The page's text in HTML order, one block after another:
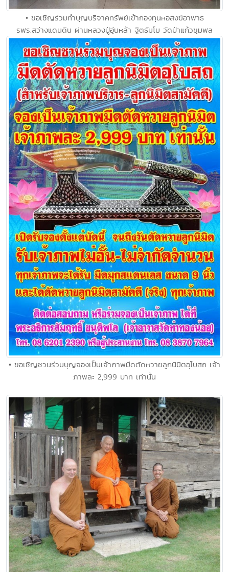
• ขอเชิญร่วมทำบุญบริจาคทรัพย์เข้ากองทุนหอสงฆ์อาพาธ
รพร.สว่างแดนดิน ผ่านหลวงปู่อุ่นหล้า ฐิตธัมโม วัดป่าแก้วขุมพล
• ขอเชิญชวนร่วมบุญจองเป็นเจ้าภาพมีดตัดหวายลูกนิมิตอุโบสถ เจ้า
ภาพละ 2,999 บาท เท่านั้น